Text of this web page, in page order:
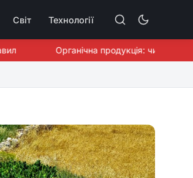
Світ Технології
Органічна продукція: чи готовий